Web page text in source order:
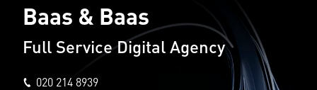
Baas & Baas
Full Service Digital Agency
020 214 8939